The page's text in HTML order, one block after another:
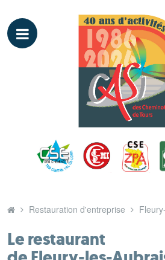
Restauration d'entreprise
Le restaurant